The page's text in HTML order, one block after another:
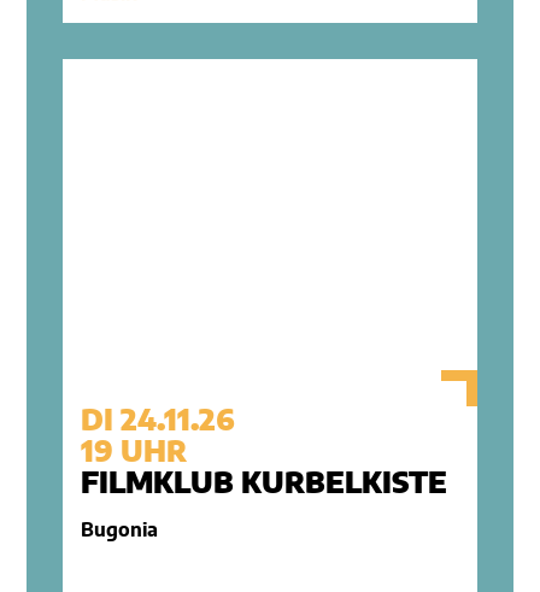
DI 24.11.26
19 UHR
FILMKLUB KURBELKISTE
Bugonia